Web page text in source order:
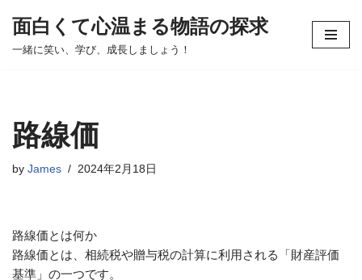
コ
ツ
へ
キ
面白くて心温まる物語の探求
一緒に笑い、学び、成長しましょう！
路線価
by James 2024年2月18日
路線価とは何か
路線価とは、相続税や贈与税の計算に利用される「財産評価
基準」の一つです。